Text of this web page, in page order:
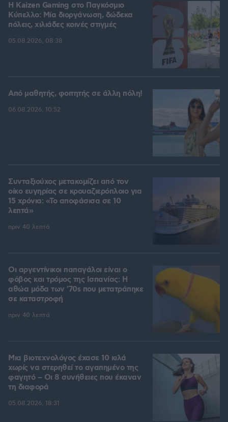
H Kaizen Gaming στο Παγκόσμιο
Kύπελλο: Μία διοργάνωση, δώδεκα
πόλεις, χιλιάδες κοινές στιγμές
05.08.2026, 08:38
Από μαθητής, φοιτητής σε άλλη πόλη!
06.08.2026, 10:52
Συνταξιούχος μετακομίζει από τον
οίκο ευγηρίας σε κρουαζιερόπλοιο για
15 χρόνια: «Το αποφάσισα σε 10
λεπτά»
πριν 40 λεπτά
Οι αργεντίνικοι παπαγάλοι είναι ο
φόβος και τρόμος της Ισπανίας: Η
αθώα μόδα των '70s που μετατράπηκε
σε καταστροφή
πριν 40 λεπτά
Μια βιοτεχνολόγος έχασε 10 κιλά
χωρίς να στερηθεί το αγαπημένο της
φαγητό – Οι 8 συνήθειες που έκαναν
τη διαφορά
05.08.2026, 18:31